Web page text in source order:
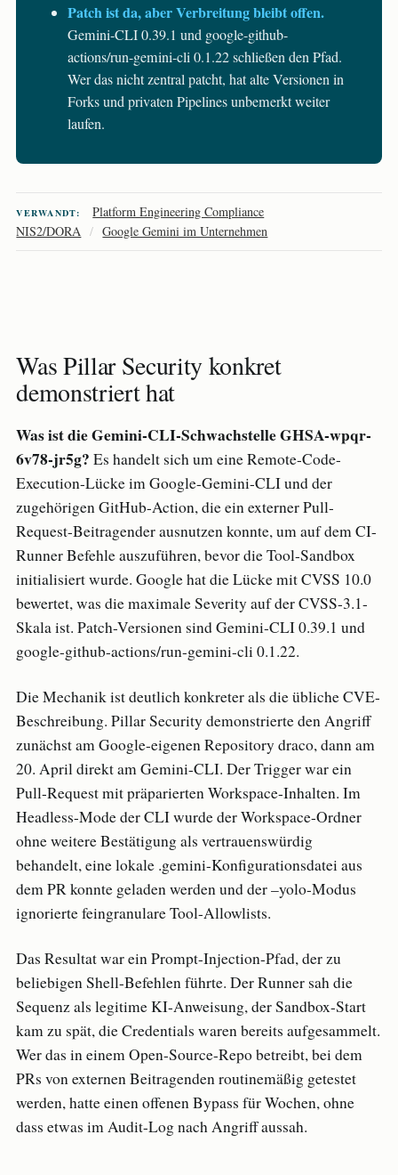
Patch ist da, aber Verbreitung bleibt offen.
Gemini-CLI 0.39.1 und google-github-
actions/run-gemini-cli 0.1.22 schließen den Pfad.
Wer das nicht zentral patcht, hat alte Versionen in
Forks und privaten Pipelines unbemerkt weiter
laufen.
VERWANDT:
Platform Engineering Compliance
NIS2/DORA / Google Gemini im Unternehmen
Was Pillar Security konkret
demonstriert hat
Was ist die Gemini-CLI-Schwachstelle GHSA-wpqr-
6v78-jr5g? Es handelt sich um eine Remote-Code-
Execution-Lücke im Google-Gemini-CLI und der
zugehörigen GitHub-Action, die ein externer Pull-
Request-Beitragender ausnutzen konnte, um auf dem CI-
Runner Befehle auszuführen, bevor die Tool-Sandbox
initialisiert wurde. Google hat die Lücke mit CVSS 10.0
bewertet, was die maximale Severity auf der CVSS-3.1-
Skala ist. Patch-Versionen sind Gemini-CLI 0.39.1 und
google-github-actions/run-gemini-cli 0.1.22.
Die Mechanik ist deutlich konkreter als die übliche CVE-
Beschreibung. Pillar Security demonstrierte den Angriff
zunächst am Google-eigenen Repository draco, dann am
20. April direkt am Gemini-CLI. Der Trigger war ein
Pull-Request mit präparierten Workspace-Inhalten. Im
Headless-Mode der CLI wurde der Workspace-Ordner
ohne weitere Bestätigung als vertrauenswürdig
behandelt, eine lokale .gemini-Konfigurationsdatei aus
dem PR konnte geladen werden und der –yolo-Modus
ignorierte feingranulare Tool-Allowlists.
Das Resultat war ein Prompt-Injection-Pfad, der zu
beliebigen Shell-Befehlen führte. Der Runner sah die
Sequenz als legitime KI-Anweisung, der Sandbox-Start
kam zu spät, die Credentials waren bereits aufgesammelt.
Wer das in einem Open-Source-Repo betreibt, bei dem
PRs von externen Beitragenden routinemäßig getestet
werden, hatte einen offenen Bypass für Wochen, ohne
dass etwas im Audit-Log nach Angriff aussah.